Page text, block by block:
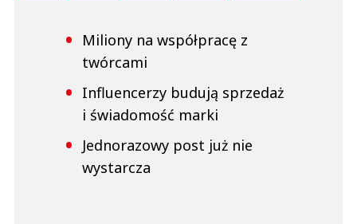
Miliony na współpracę z
twórcami
Influencerzy budują sprzedaż
i świadomość marki
Jednorazowy post już nie
wystarcza